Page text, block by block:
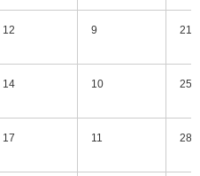
12 9 21
14 10 25
17 11 28